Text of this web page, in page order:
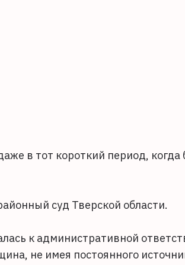
в тот короткий период, когда
суд Тверской области.
к административной
не имея постоянного